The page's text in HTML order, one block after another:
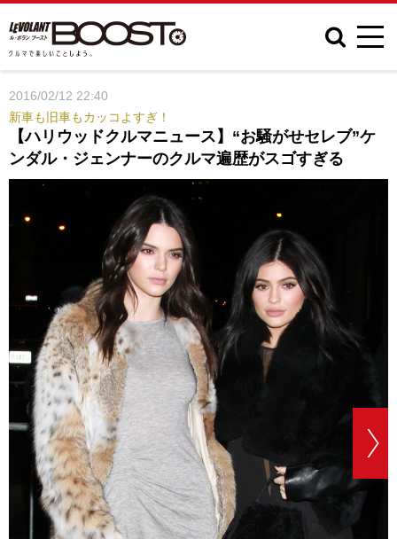
2016/02/12 22:40
新車も旧車もカッコよすぎ！
【ハリウッドクルマニュース】“お騒がせセレブ”ケ
ンダル・ジェンナーのクルマ遍歴がスゴすぎる